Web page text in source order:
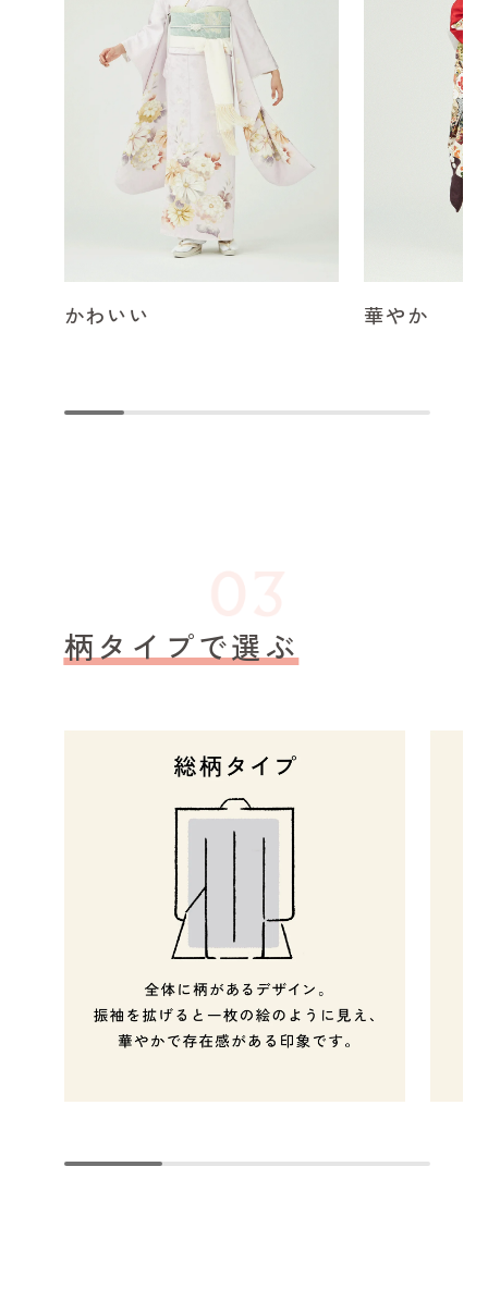
かわいい 華やか
柄タイプで選ぶ